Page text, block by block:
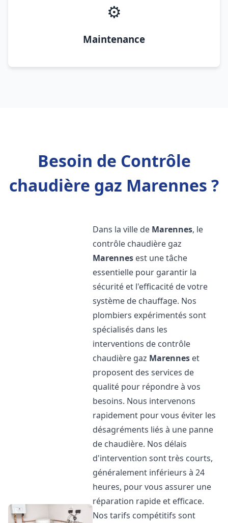
⚙️
Maintenance
Besoin de Contrôle
chaudière gaz Marennes ?
Dans la ville de Marennes, le
contrôle chaudière gaz
Marennes est une tâche
essentielle pour garantir la
sécurité et l'efficacité de votre
système de chauffage. Nos
plombiers expérimentés sont
spécialisés dans les
interventions de contrôle
chaudière gaz Marennes et
proposent des services de
qualité pour répondre à vos
besoins. Nous intervenons
rapidement pour vous éviter les
désagréments liés à une panne
de chaudière. Nos délais
d'intervention sont très courts,
généralement inférieurs à 24
heures, pour vous assurer une
réparation rapide et efficace.
Nos tarifs compétitifs sont